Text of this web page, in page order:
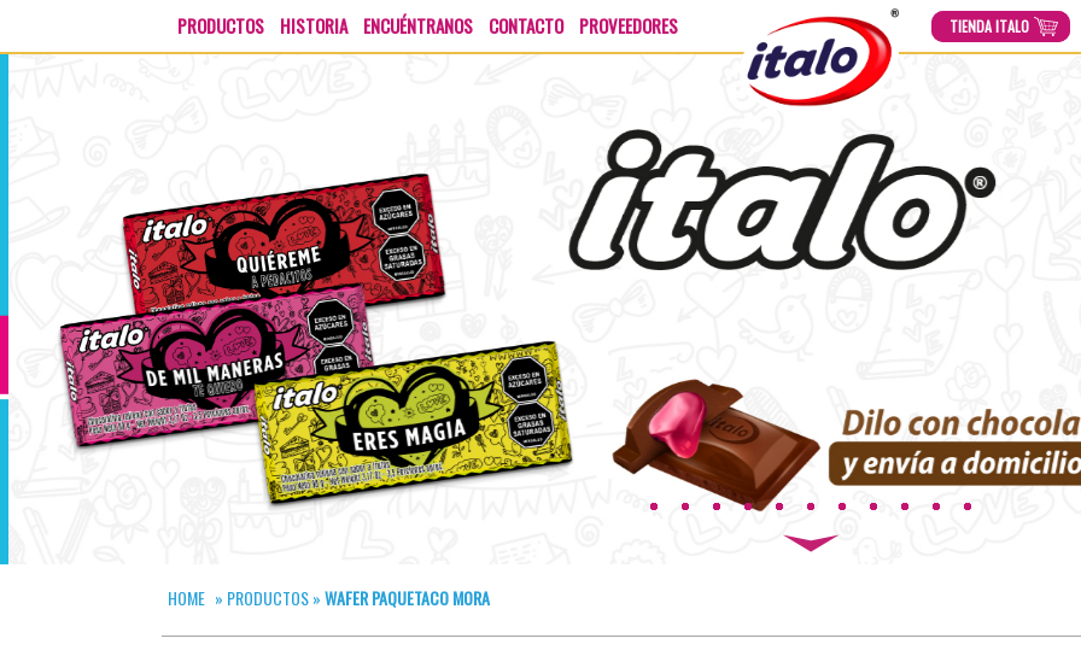
PRODUCTOS HISTORIA ENCUÉNTRANOS CONTACTO PROVEEDORES TIENDA ITALO
TIENDA ITALO
HOME » PRODUCTOS»WAFER PAQUETACO MORA